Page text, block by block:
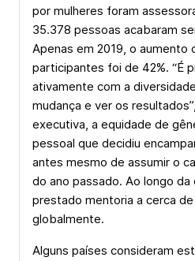
por mulheres foram
35.378 pessoas acabaram
Apenas em 2019, o aumento
participantes foi de 42%. “É
ativamente com a
mudança e ver os
executiva, a equidade de
pessoal­ que decidiu
antes mesmo de assumir o
do ano passado. Ao longo
prestado mentoria a cerca
globalmente.
Alguns países consideram